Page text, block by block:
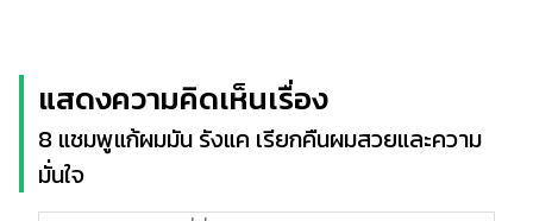
แสดงความคิดเห็นเรื่อง
8 แชมพูแก้ผมมัน รังแค เรียกคืนผมสวยและความ
มั่นใจ